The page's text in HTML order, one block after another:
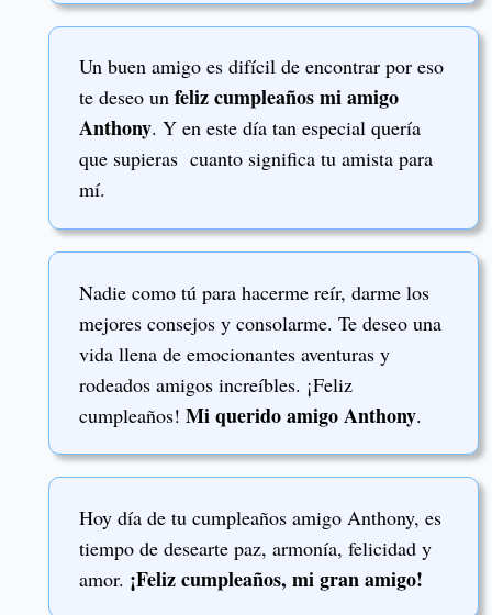
Un buen amigo es difícil de encontrar por eso
te deseo un feliz cumpleaños mi amigo
Anthony. Y en este día tan especial quería
que supieras cuanto significa tu amista para
mí.
Nadie como tú para hacerme reír, darme los
mejores consejos y consolarme. Te deseo una
vida llena de emocionantes aventuras y
rodeados amigos increíbles. ¡Feliz
cumpleaños! Mi querido amigo Anthony.
Hoy día de tu cumpleaños amigo Anthony, es
tiempo de desearte paz, armonía, felicidad y
amor. ¡Feliz cumpleaños, mi gran amigo!